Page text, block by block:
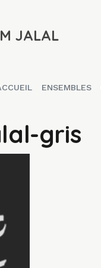
JALAL
ENSEMBLES
gris